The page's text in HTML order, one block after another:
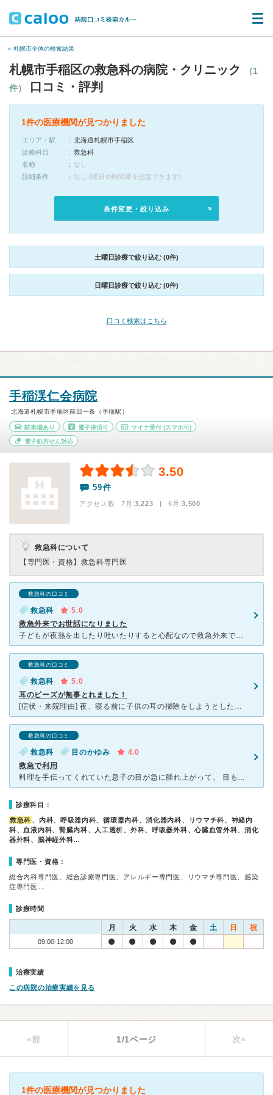
« 札幌市全体の検索結果
札幌市手稲区の救急科の病院・クリニック
（1
件）
口コミ・評判
1件の医療機関が見つかりました
エリア・駅
北海道札幌市手稲区
診療科目
救急科
名称
なし
詳細条件
なし (曜日や時間帯を指定できます)
条件変更・絞り込み
土曜日診療で絞り込む (0件)
日曜日診療で絞り込む (0件)
口コミ検索はこちら
手稲渓仁会病院
北海道札幌市手稲区前田一条（手稲駅）
駐車場あり 電子決済可 マイナ受付 (スマホ可)
電子処方せん対応
3.50
59件
アクセス数 7月:3,223 | 6月:3,500
救急科について
【専門医・資格】 救急科専門医
救急科の口コミ
救急科
5.0
救急外来でお世話になりました
子どもが夜熱を出したり吐いたりすると心配なので救急外来で何度か診察してもらった事があります。 一度脱水になりかけていたため点滴している時に小児科の先生も診てくれたりと安心です。 看護師さん、受付の
救急科の口コミ
救急科
5.0
耳のビーズが無事とれました！
[症状・来院理由] 夜、寝る前に子供の耳の掃除をしようとしたところ、すっぽりハマっているビーズを発見。 昼間、入れてしまったみたいで、痛くはないというけど、次の日までそのままにしていくのが不安で、
救急科の口コミ
救急科 目のかゆみ
4.0
救急で利用
料理を手伝ってくれていた息子の目が急に腫れ上がって、 目も開けられないぐらいになってしまい、すぐにかかりつけの個人の小児科に連絡したら、悪化するかもしれないので救急に行ったほうがいいと言われ、渓仁会
診療科目：
救急科 、内科、呼吸器内科、循環器内科、消化器内科、リウマチ科、神経内
科、血液内科、腎臓内科、人工透析、外科、呼吸器外科、心臓血管外科、消化
器外科、脳神経外科…
専門医・資格：
総合内科専門医、総合診療専門医、アレルギー専門医、リウマチ専門医、感染
症専門医…
診療時間
月 火 水 木 金 土 日 祝
09:00-12:00
治療実績
この病院の治療実績を見る
«前 1/1ページ 次»
1件の医療機関が見つかりました